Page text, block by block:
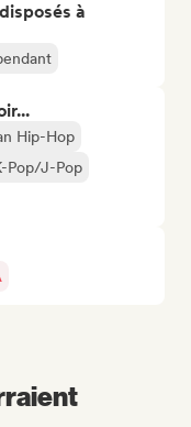
à
Hip-Hop
Pop/J-Pop